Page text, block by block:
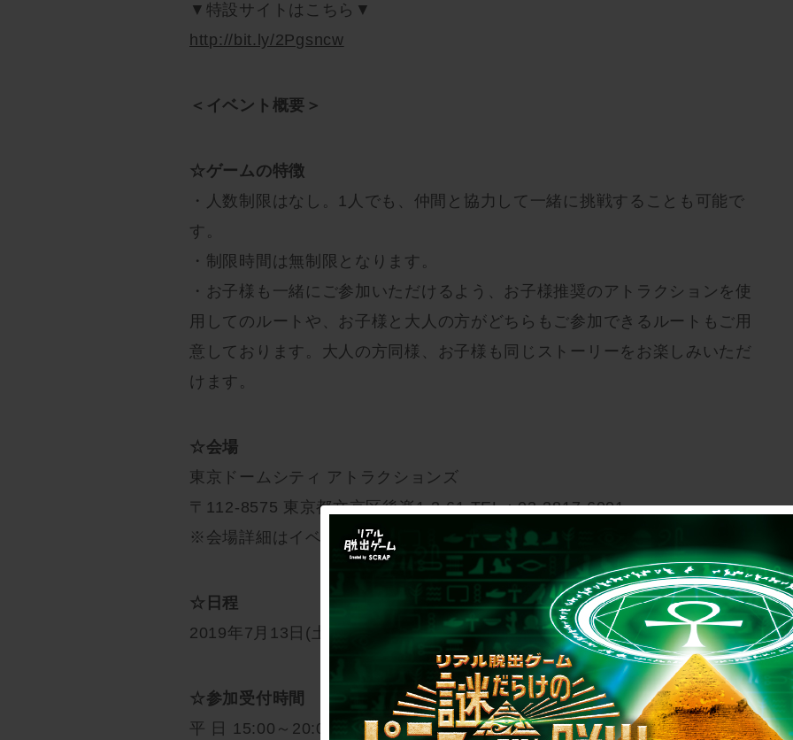
▼特設サイトはこちら▼
http://bit.ly/2Pgsncw
＜イベント概要＞
☆ゲームの特徴
・人数制限はなし。1人でも、仲間と協力して一緒に挑戦することも可能で
す。
・制限時間は無制限となります。
・お子様も一緒にご参加いただけるよう、お子様推奨のアトラクションを使
用してのルートや、お子様と大人の方がどちらもご参加できるルートもご用
意しております。大人の方同様、お子様も同じストーリーをお楽しみいただ
けます。
☆会場
東京ドームシティ アトラクションズ
〒112-8575 東京都文京区後楽1-3-61 TEL：03-3817-6001
※会場詳細はイベント公式サイトをご確認ください。
☆日程
2019年7月13日(土)～9月23日(月・祝)
☆参加受付時間
平 日 15:00～20:00